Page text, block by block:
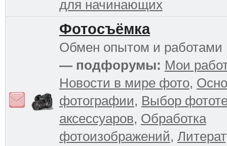
для начинающих
Фотосъёмка
Обмен опытом и работами
— подфорумы: Мои
Новости в мире фото,
фотографии, Выбор
аксессуаров, Обработка
фотоизображений,